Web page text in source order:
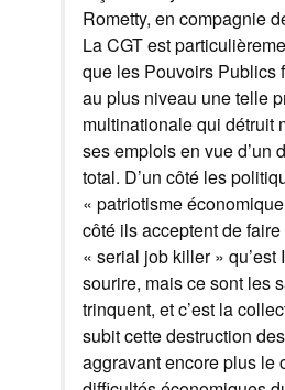
Rometty, en compagnie
La CGT est
que les Pouvoirs Publics
au plus niveau une telle
multinationale qui détruit
ses emplois en vue d’un
total. D’un côté les
« patriotisme
côté ils acceptent de
« serial job killer » qu’est
sourire, mais ce sont les
trinquent, et c’est la
subit cette destruction
aggravant encore plus le